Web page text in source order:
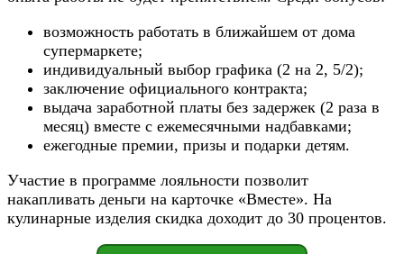
возможность работать в ближайшем от дома
супермаркете;
индивидуальный выбор графика (2 на 2, 5/2);
заключение официального контракта;
выдача заработной платы без задержек (2 раза в
месяц) вместе с ежемесячными надбавками;
ежегодные премии, призы и подарки детям.
Участие в программе лояльности позволит
накапливать деньги на карточке «Вместе». На
кулинарные изделия скидка доходит до 30 процентов.